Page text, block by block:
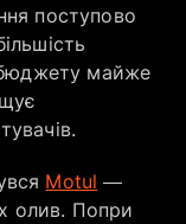
поступово
бюджету майже
Motul —
олив. Попри